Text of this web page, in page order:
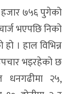
हजार ७५६ पुगेको
भएपछि निको
। हाल विभिन्न
भइरहेको छ
धनगढीमा २५,